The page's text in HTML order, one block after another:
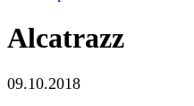
Alcatrazz
09.10.2018